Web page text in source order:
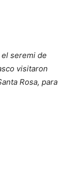
seremi de
visitaron
Rosa, para